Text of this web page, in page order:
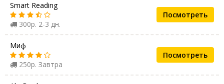
Smart Reading
300р. 2-3 дн.
Посмотреть
Миф
250р. Завтра
Посмотреть